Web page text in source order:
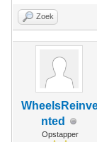
Zoek
nted
Opstapper